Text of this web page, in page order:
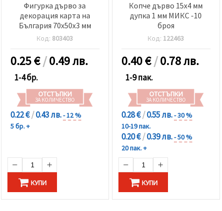
Фигурка дърво за
декорация карта на
България 70x50x3 мм
Код: 803403
0.25€/0.49 лв.
1-4 бр.
ОТСТЪПКИ
ЗА КОЛИЧЕСТВО
0.22 €/0.43 лв.- 12 %
5 бр. +
КУПИ
Копче дърво 15x4 мм
дупка 1 мм МИКС -10
броя
Код: 122463
0.40€/0.78 лв.
1-9 пак.
ОТСТЪПКИ
ЗА КОЛИЧЕСТВО
0.28 €/0.55 лв.- 30 %
10-19 пак.
0.20 €/0.39 лв.- 50 %
20 пак. +
КУПИ